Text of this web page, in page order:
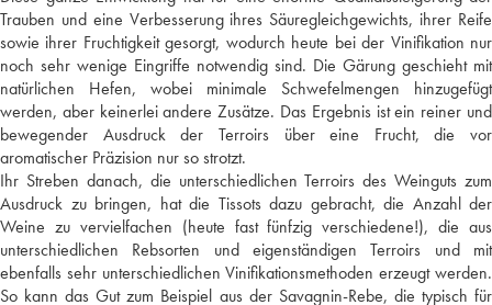
Trauben und eine Verbesserung ihres Säuregleichgewichts, ihrer Reife
sowie ihrer Fruchtigkeit gesorgt, wodurch heute bei der Vinifikation nur
noch sehr wenige Eingriffe notwendig sind. Die Gärung geschieht mit
natürlichen Hefen, wobei minimale Schwefelmengen hinzugefügt
werden, aber keinerlei andere Zusätze. Das Ergebnis ist ein reiner und
bewegender Ausdruck der Terroirs über eine Frucht, die vor
aromatischer Präzision nur so strotzt.
Ihr Streben danach, die unterschiedlichen Terroirs des Weinguts zum
Ausdruck zu bringen, hat die Tissots dazu gebracht, die Anzahl der
Weine zu vervielfachen (heute fast fünfzig verschiedene!), die aus
unterschiedlichen Rebsorten und eigenständigen Terroirs und mit
ebenfalls sehr unterschiedlichen Vinifikationsmethoden erzeugt werden.
So kann das Gut zum Beispiel aus der Savagnin-Rebe, die typisch für